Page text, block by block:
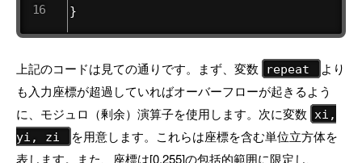
}
上記のコードは見ての通りです。まず、変数 repeat
より
も入力座標が超過していればオーバーフローが起きるよう
に、モジュロ（剰余）演算子を使用します。次に変数 xi,
yi, zi
を用意します。これらは座標を含む単位立方体を
表します。また、座標は[0,255]の包括的範囲に限定し、